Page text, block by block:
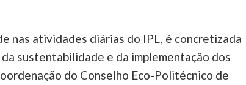
nas atividades diárias do IPL, é concretizada
sustentabilidade e da implementação dos
do Conselho Eco-Politécnico de